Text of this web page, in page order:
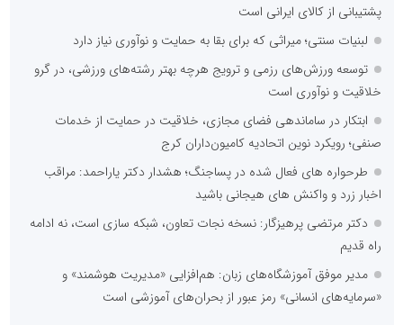
پشتیبانی از کالای ایرانی است
لبنیات سنتی؛ میراثی که برای بقا به حمایت و نوآوری نیاز دارد
توسعه ورزش‌های رزمی و ترویج هرچه بهتر رشته‌های ورزشی، در گرو
خلاقیت و نوآوری است
ابتکار در ساماندهی فضای مجازی، خلاقیت در حمایت از خدمات
صنفی؛ رویکرد نوین اتحادیه کامیون‌داران کرج
طرحواره های فعال شده در پساجنگ؛ هشدار دکتر یاراحمد: مراقب
اخبار زرد و واکنش های هیجانی باشید
دکتر مرتضی پرهیزگار: نسخه نجات تعاون، شبکه سازی است، نه ادامه
راه قدیم
مدیر موفق آموزشگاه‌های زبان: هم‌افزایی «مدیریت هوشمند» و
«سرمایه‌های انسانی» رمز عبور از بحران‌های آموزشی است